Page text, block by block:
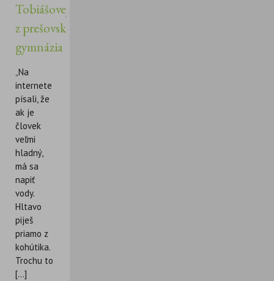
Tobiášovej
z prešovského
gymnázia
„Na
internete
písali, že
ak je
človek
veľmi
hladný,
má sa
napiť
vody.
Hltavo
piješ
priamo z
kohútika.
Trochu to
[...]